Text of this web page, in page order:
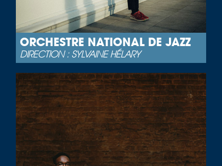
ORCHESTRE NATIONAL DE JAZZ
DIRECTION : SYLVAINE HÉLARY